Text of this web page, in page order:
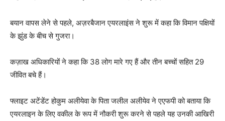
बयान वापस लेने से पहले, अज़रबैजान एयरलाइंस ने शुरू में कहा कि विमान पक्षियों
के झुंड के बीच से गुजरा।
कज़ाख अधिकारियों ने कहा कि 38 लोग मारे गए हैं और तीन बच्चों सहित 29
जीवित बचे हैं।
फ्लाइट अटेंडेंट होकुम अलीयेवा के पिता जलील अलीयेव ने एएफपी को बताया कि
एयरलाइन के लिए वकील के रूप में नौकरी शुरू करने से पहले यह उनकी आखिरी